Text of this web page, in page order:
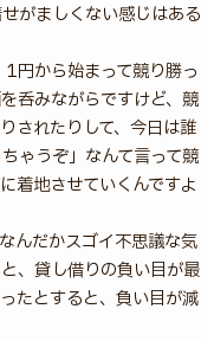
がましくない感じはある
円から始まって競り勝っ
呑みながらですけど、競
されたりして、今日は誰
ゃうぞ」なんて言って競
着地させていくんですよ
んだかスゴイ不思議な気
、貸し借りの負い目が最
たとすると、負い目が減